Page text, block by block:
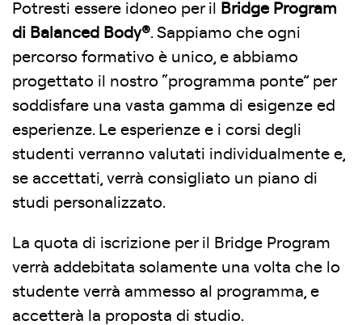
Potresti essere idoneo per il
Bridge Program
di Balanced Body®. Sappiamo che ogni
percorso formativo è unico, e abbiamo
progettato il nostro “programma ponte” per
soddisfare una vasta gamma di esigenze ed
esperienze. Le esperienze e i corsi degli
studenti verranno valutati individualmente e,
se accettati, verrà consigliato un piano di
studi personalizzato.
La quota di iscrizione per il Bridge Program
verrà addebitata solamente una volta che lo
studente verrà ammesso al programma, e
accetterà la proposta di studio.